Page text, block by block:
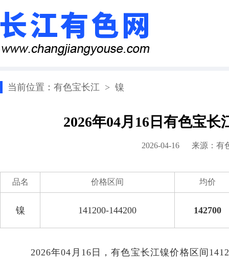
当前位置： 有色宝长江 > 镍
2026年04月16日有色宝
2026-04-16 来源： 有
品名 价格区间 均价
镍 141200-144200 142700
2026年04月16日，有色宝长江镍价格区间